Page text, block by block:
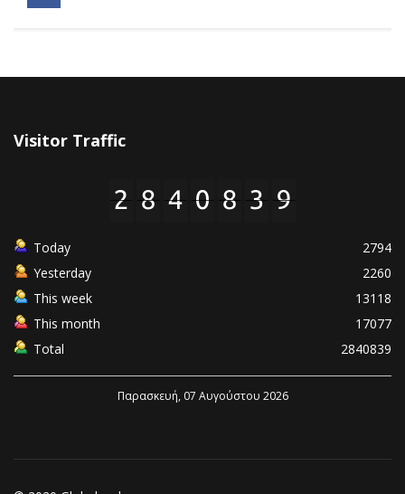
Visitor Traffic
Today
2794
Yesterday
2260
This week
13118
This month
17077
Total
2840839
Παρασκευή, 07 Αυγούστου 2026